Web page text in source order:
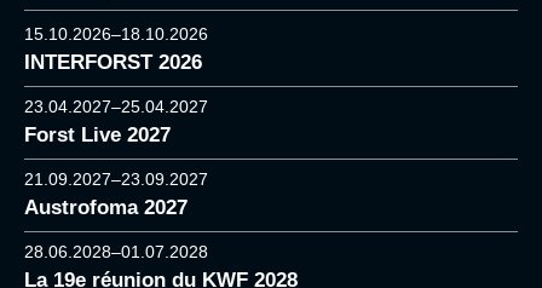
15.10.2026–18.10.2026
INTERFORST 2026
23.04.2027–25.04.2027
Forst Live 2027
21.09.2027–23.09.2027
Austrofoma 2027
28.06.2028–01.07.2028
La 19e réunion du KWF 2028